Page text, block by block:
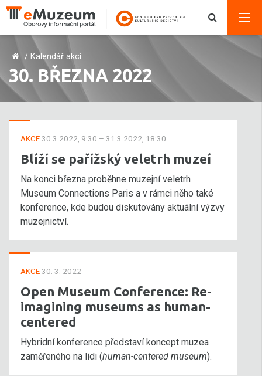
/ Kalendář akcí
30. BŘEZNA 2022
AKCE30.3.2022, 9:30 – 31.3.2022, 18:30
Blíží se pařížský veletrh muzeí
Na konci března proběhne muzejní veletrh
Museum Connections Paris a v rámci něho také
konference, kde budou diskutovány aktuální výzvy
muzejnictví.
AKCE30. 3. 2022
Open Museum Conference: Re-
imagining museums as human-
centered
Hybridní konference představí koncept muzea
zaměřeného na lidi (human-centered museum).